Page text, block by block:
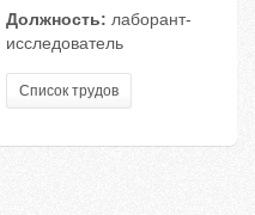
Должность: лаборант-
исследователь
Список трудов